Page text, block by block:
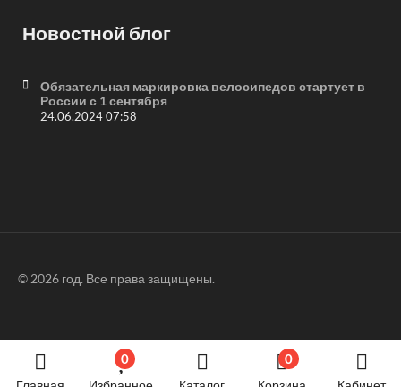
0 0
Новостной блог
Обязательная маркировка велосипедов стартует в
России с 1 сентября
24.06.2024 07:58
© 2026 год. Все права защищены.